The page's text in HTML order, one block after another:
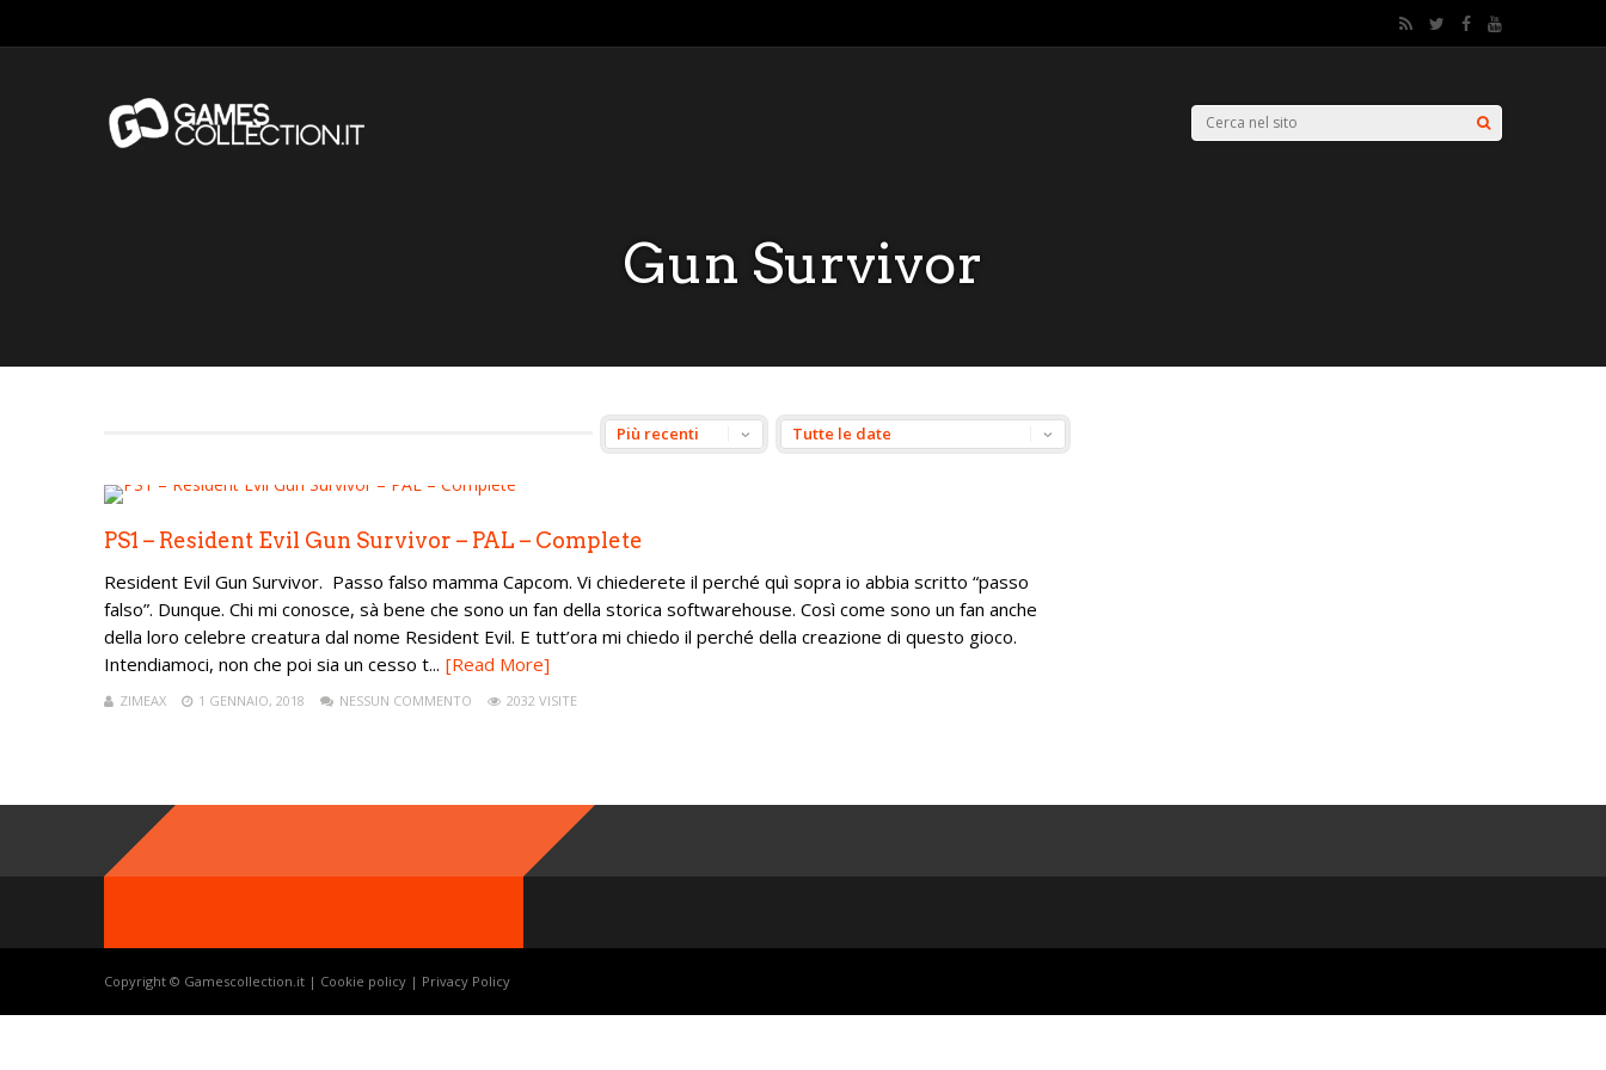
Gun Survivor
PS1 – Resident Evil Gun Survivor – PAL – Complete
Resident Evil Gun Survivor. Passo falso mamma Capcom. Vi chiederete il perché quì sopra io abbia scritto “passo
falso”. Dunque. Chi mi conosce, sà bene che sono un fan della storica softwarehouse. Così come sono un fan anche
della loro celebre creatura dal nome Resident Evil. E tutt’ora mi chiedo il perché della creazione di questo gioco.
Intendiamoci, non che poi sia un cesso t... [Read More]
ZIMEAX 1 GENNAIO, 2018 NESSUN COMMENTO 2032 VISITE
Copyright © Gamescollection.it | Cookie policy | Privacy Policy